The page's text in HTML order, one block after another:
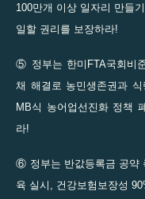
100만개 이상 일자리 만들
일할 권리를 보장하라!
⑤ 정부는 한미FTA국회비
채 해결로 농민생존권과
MB식 농어업선진화 정책
라!
⑥ 정부는 반값등록금 공약
육 실시, 건강보험보장성